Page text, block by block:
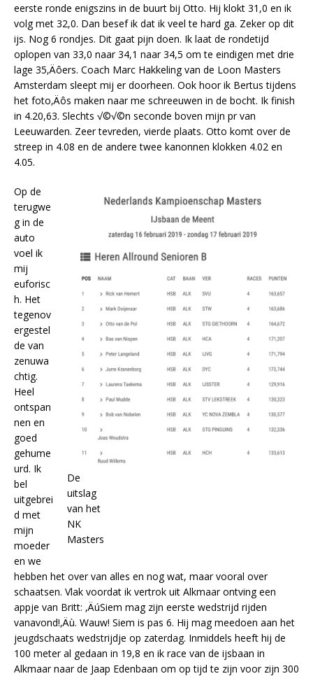
eerste ronde enigszins in de buurt bij Otto. Hij klokt 31,0 en ik
volg met 32,0. Dan besef ik dat ik veel te hard ga. Zeker op dit
ijs. Nog 6 rondjes. Dit gaat pijn doen. Ik laat de rondetijd
oplopen van 33,0 naar 34,1 naar 34,5 om te eindigen met drie
lage 35‚Äôers. Coach Marc Hakkeling van de Loon Masters
Amsterdam sleept mij er doorheen. Ook hoor ik Bertus tijdens
het foto‚Äôs maken naar me schreeuwen in de bocht. Ik finish
in 4.20,63. Slechts √©√©n seconde boven mijn pr van
Leeuwarden. Zeer tevreden, vierde plaats. Otto komt over de
streep in 4.08 en de andere twee kanonnen klokken 4.02 en
4.05.
De
uitslag
van het
NK
Masters
Op de
terugwe
g in de
auto
voel ik
mij
euforisc
h. Het
tegenov
ergestel
de van
zenuwa
chtig.
Heel
ontspan
nen en
goed
gehume
urd. Ik
bel
uitgebrei
d met
mijn
moeder
en we
hebben het over van alles en nog wat, maar vooral over
schaatsen. Vlak voordat ik vertrok uit Alkmaar ontving een
appje van Britt: ‚ÄúSiem mag zijn eerste wedstrijd rijden
vanavond!‚Äù. Wauw! Siem is pas 6. Hij mag meedoen aan het
jeugdschaats wedstrijdje op zaterdag. Inmiddels heeft hij de
100 meter al gedaan in 19,8 en ik race van de ijsbaan in
Alkmaar naar de Jaap Edenbaan om op tijd te zijn voor zijn 300